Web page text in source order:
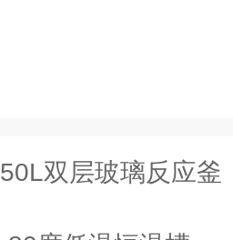
50L双层玻璃反应釜